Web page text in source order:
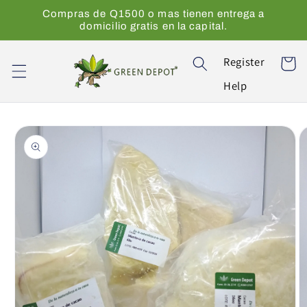
directamente
Compras de Q1500 o mas tienen entrega a
domicilio gratis en la capital.
Register
Help
Carrito
directamente
a la
información
del producto